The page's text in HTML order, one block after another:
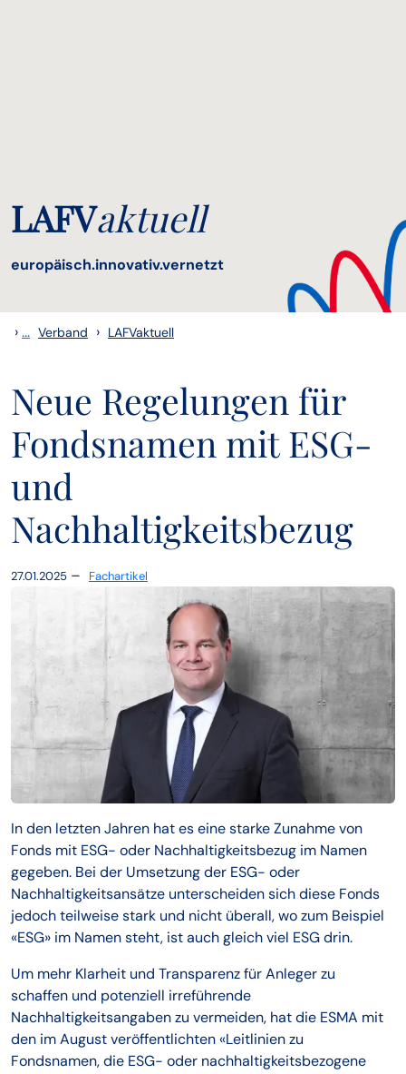
LAFVaktuell
europäisch.innovativ.vernetzt
›... Verband › LAFVaktuell
Neue Regelungen für
Fondsnamen mit ESG-
und
Nachhaltigkeitsbezug
27.01.2025 – Fachartikel
In den letzten Jahren hat es eine starke Zunahme von
Fonds mit ESG- oder Nachhaltigkeitsbezug im Namen
gegeben. Bei der Umsetzung der ESG- oder
Nachhaltigkeitsansätze unterscheiden sich diese Fonds
jedoch teilweise stark und nicht überall, wo zum Beispiel
«ESG» im Namen steht, ist auch gleich viel ESG drin.
Um mehr Klarheit und Transparenz für Anleger zu
schaffen und potenziell irreführende
Nachhaltigkeitsangaben zu vermeiden, hat die ESMA mit
den im August veröffentlichten «Leitlinien zu
Fondsnamen, die ESG- oder nachhaltigkeitsbezogene